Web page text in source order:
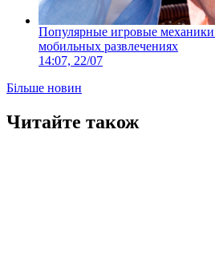
Популярные игровые
мобильных развлечениях
14:07, 22/07
Більше новин
Читайте також